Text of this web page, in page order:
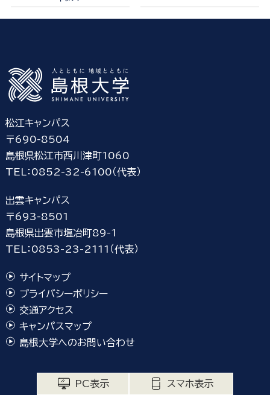
松江キャンパス
〒690-8504
島根県松江市西川津町1060
TEL：0852-32-6100（代表）
出雲キャンパス
〒693-8501
島根県出雲市塩冶町89-1
TEL：0853-23-2111（代表）
サイトマップ
プライバシーポリシー
交通アクセス
キャンパスマップ
島根大学へのお問い合わせ
PC表示 スマホ表示